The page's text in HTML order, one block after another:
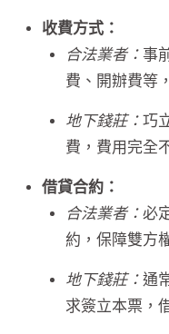
收費方式：
合法業者： 事
費、開辦費等
地下錢莊： 巧
費，費用完全
借貸合約：
合法業者： 必
約，保障雙方
地下錢莊： 通
求簽立本票，